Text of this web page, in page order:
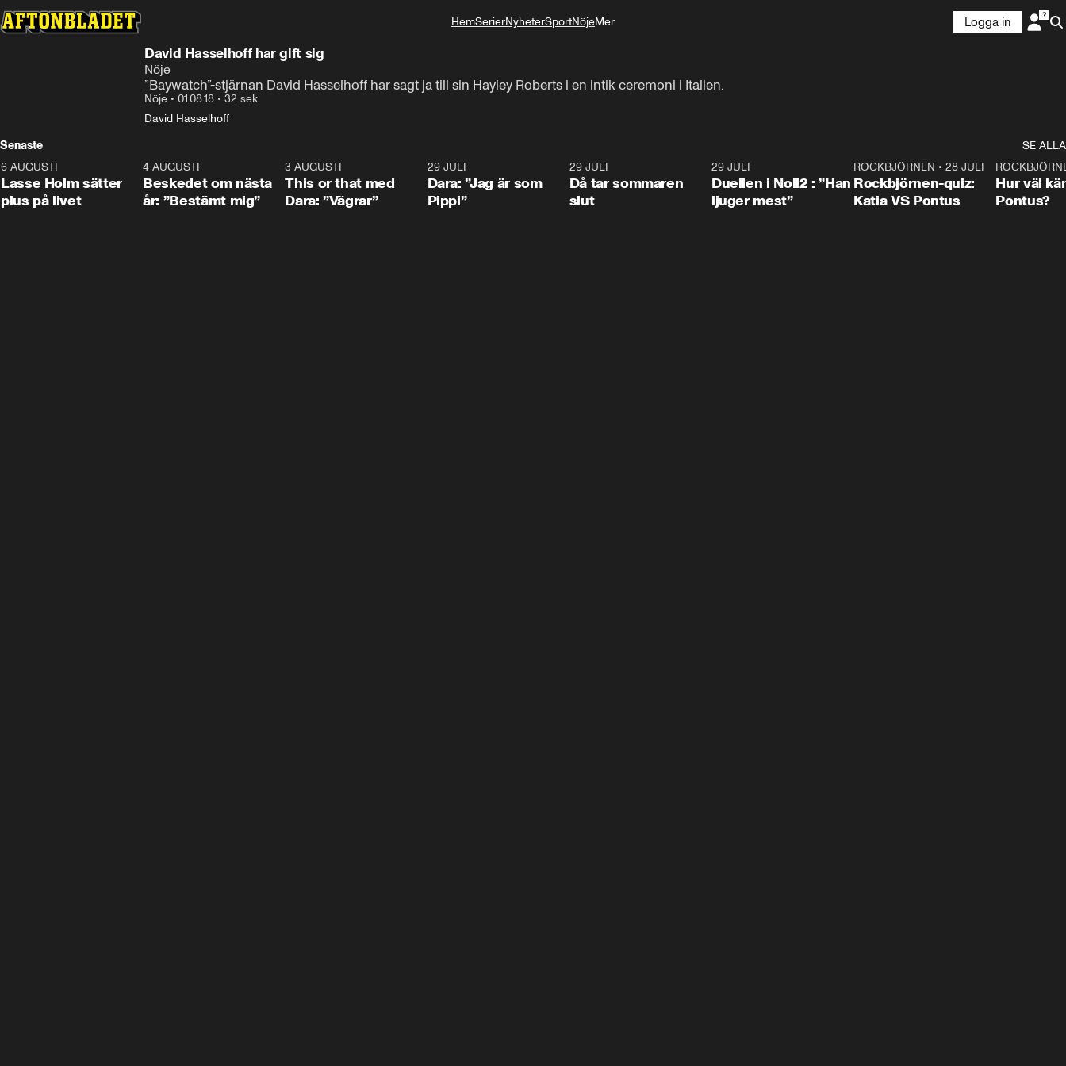
HemSerierNyheterSportNöjeMer
Logga in
David Hasselhoff har gift sig
Nöje
”Baywatch”-stjärnan David Hasselhoff har sagt ja till sin Hayley Roberts i en intik ceremoni i Italien.
Nöje • 01.08.18 • 32 sek
David Hasselhoff
Senaste
SE ALLA
1:04
6 AUGUSTI
Lasse Holm sätter
plus på livet
0:24
4 AUGUSTI
Beskedet om nästa
år: ”Bestämt mig”
3 AUGUSTI
This or that med
Dara: ”Vägrar”
29 JULI
Dara: ”Jag är som
Pippi”
29 JULI
Då tar sommaren
slut
29 JULI
Duellen i Noll2 : ”Han
ljuger mest”
0:15
ROCKBJÖRNEN •28 JULI
Rockbjörnen-quiz:
Katia VS Pontus
Hur väl
Pontus?